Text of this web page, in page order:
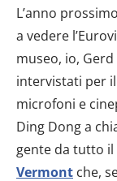
L’anno
a vedere
museo, io,
intervistati per
microfoni e
Ding Dong a
gente da tutto
Vermont che,